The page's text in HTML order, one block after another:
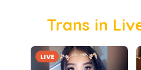
Trans in
LIVE